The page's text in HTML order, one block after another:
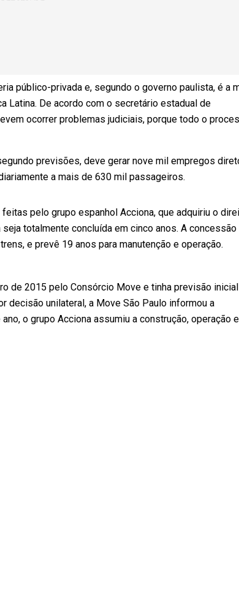
público-privada e, segundo o governo paulista, é a
Latina. De acordo com o secretário estadual de
ocorrer problemas judiciais, porque todo o
previsões, deve gerar nove mil empregos
a mais de 630 mil passageiros.
pelo grupo espanhol Acciona, que adquiriu o
totalmente concluída em cinco anos. A concessão
e prevê 19 anos para manutenção e operação.
de 2015 pelo Consórcio Move e tinha previsão
decisão unilateral, a Move São Paulo informou a
o grupo Acciona assumiu a construção, operação e